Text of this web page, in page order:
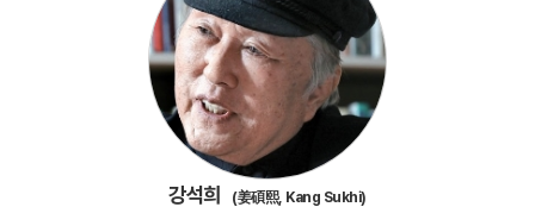
강석희 (姜碩熙, Kang Sukhi)